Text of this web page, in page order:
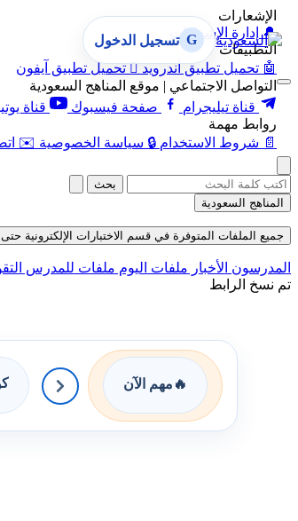
الإشعارات
🔔 إدارة الإشعارات
التطبيقات
🤖 تحميل تطبيق أندرويد  تحميل تطبيق آيفون
التواصل الاجتماعي | موقع المناهج السعودية
قناة تيليجرام
صفحة فيسبوك قناة
روابط مهمة
📄 شروط الاستخدام 🔒 سياسة الخصوصية ✉️
G تسجيل الدخول
بحث
المناهج السعودية
جميع الملفات المتوفرة في قسم الاختبارات الإلكترونية حتى تاريخ 07-
المدرسون الأخبار ملفات اليوم ملفات للمدرس
تم نسخ الرابط
🔥 مهم الآن